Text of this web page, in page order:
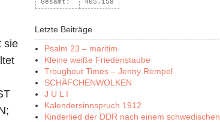
sie
Gesamt:
405.158
Letzte Beiträge
Psalm 23 – maritim
Kleine weiße Friedenstaube
Troughout Times – Jenny Rempel
SCHÄFCHENWOLKEN
J U L I
Kalendersinnspruch 1912
Kinderlied der DDR nach einem schwedischen